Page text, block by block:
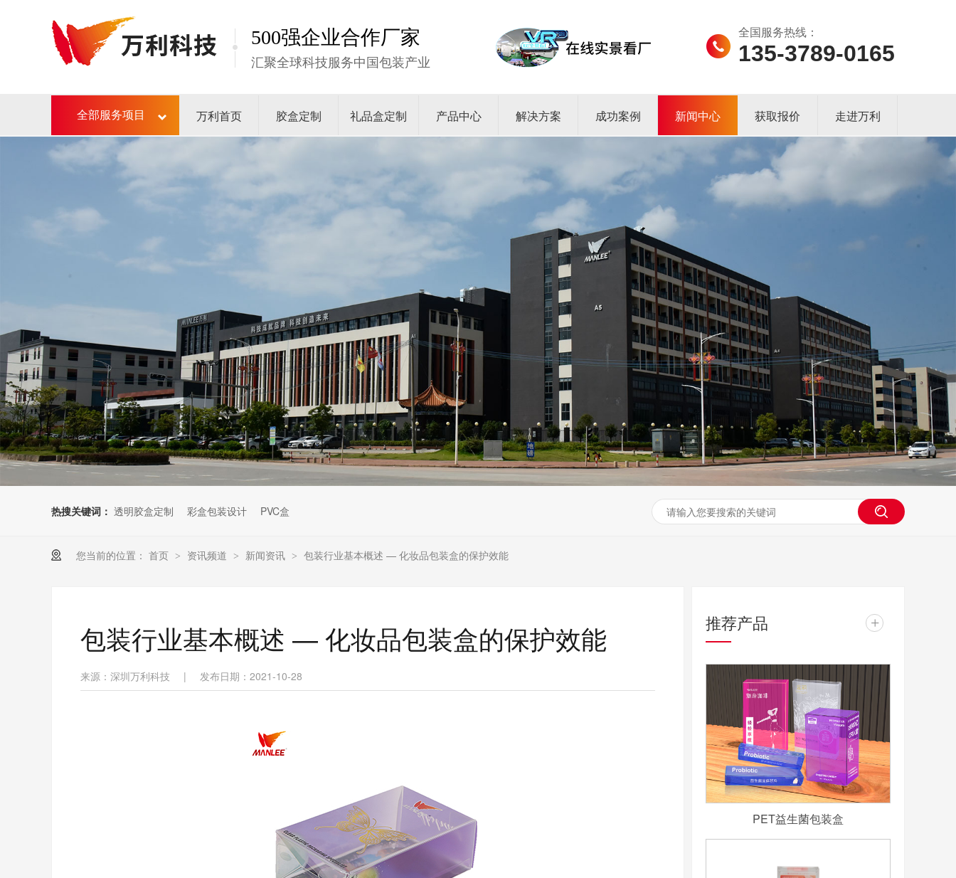
500强企业合作厂家
汇聚全球科技服务中国包装产业
全国服务热线：
135-3789-0165
全部服务项目 万利首页 胶盒定制 礼品盒定制 产品中心 解决方案 成功案例 新闻中心 获取报价 走进万利
热搜关键词： 透明胶盒定制 彩盒包装设计 PVC盒
您当前的位置： 首页 > 资讯频道 > 新闻资讯 > 包装行业基本概述 — 化妆品包装盒的保护效能
包装行业基本概述 — 化妆品包装盒的保护效能
来源：深圳万利科技 | 发布日期：2021-10-28
推荐产品 +
PET益生菌包装盒